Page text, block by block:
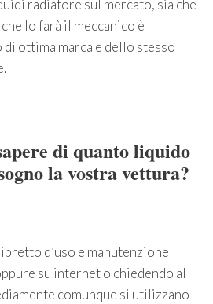
radiatore sul mercato, sia che
lo farà il meccanico è
ottima marca e dello stesso
di quanto liquido
la vostra vettura?
d’uso e manutenzione
su internet o chiedendo al
comunque si utilizzano